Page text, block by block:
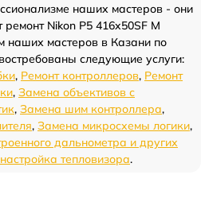
наших мастеров - они
Nikon P5 416x50SF M
наших мастеров в Казани по
следующие услуги:
, Ремонт контроллеров, Ремонт
, Замена объективов с
, Замена шим контроллера,
, Замена микросхемы логики,
дальнометра и других
тепловизора.